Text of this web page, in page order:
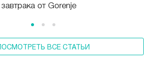
от Gorenje
ВСЕ СТАТЬИ